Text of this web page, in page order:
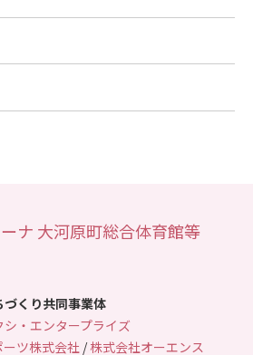
くり共同事業体
・エンタープライズ
ツ株式会社 /株式会社オーエンス